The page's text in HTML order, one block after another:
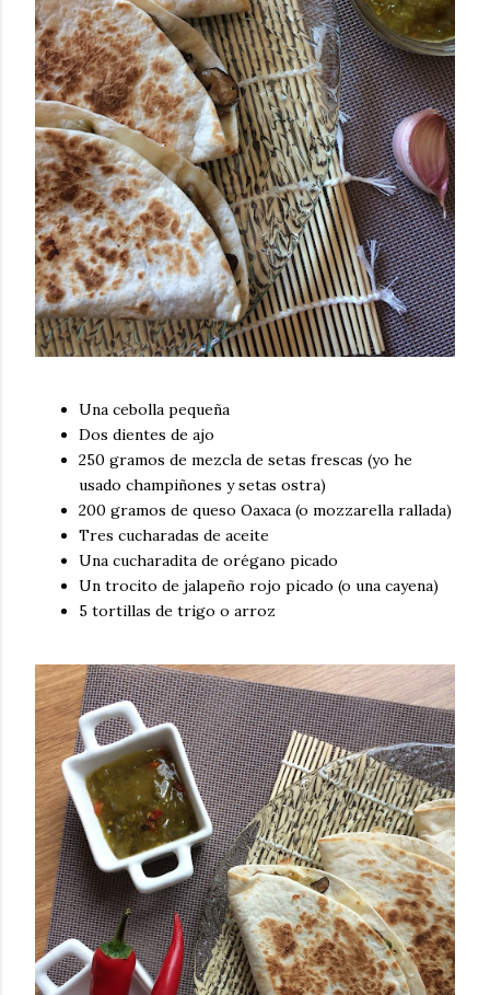
Una cebolla pequeña
Dos dientes de ajo
250 gramos de mezcla de setas frescas (yo he
usado champiñones y setas ostra)
200 gramos de queso Oaxaca (o mozzarella rallada)
Tres cucharadas de aceite
Una cucharadita de orégano picado
Un trocito de jalapeño rojo picado (o una cayena)
5 tortillas de trigo o arroz